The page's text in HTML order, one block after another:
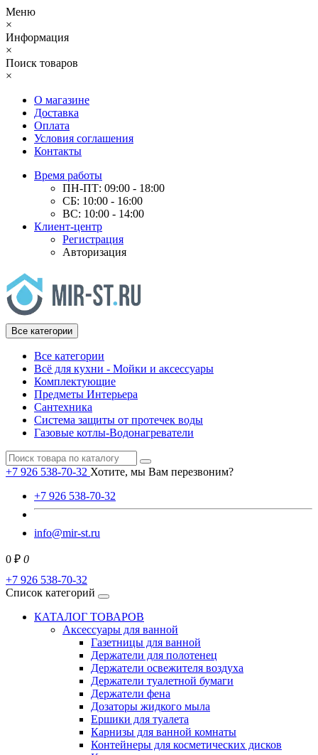
Меню
×
Информация
×
Поиск товаров
×
О магазине
Доставка
Оплата
Условия соглашения
Контакты
Время работы
ПН-ПТ: 09:00 - 18:00
СБ: 10:00 - 16:00
ВС: 10:00 - 14:00
Клиент-центр
Регистрация
Авторизация
Все категории
Все категории
Всё для кухни - Мойки и аксессуары
Комплектующие
Предметы Интерьера
Сантехника
Система защиты от протечек воды
Газовые котлы-Водонагреватели
+7 926 538-70-32 Хотите, мы Вам перезвоним?
+7 926 538-70-32
info@mir-st.ru
0 ₽ 0
+7 926 538-70-32
Список категорий
КАТАЛОГ ТОВАРОВ
Аксессуары для ванной
Газетницы для ванной
Держатели для полотенец
Держатели освежителя воздуха
Держатели туалетной бумаги
Держатели фена
Дозаторы жидкого мыла
Ершики для туалета
Карнизы для ванной комнаты
Контейнеры для косметических дисков